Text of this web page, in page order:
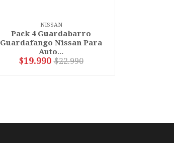
NISSAN
Pack 4 Guardabarro
Guardafango Nissan Para
Auto...
VER OPCIONES
$19.990 $22.990